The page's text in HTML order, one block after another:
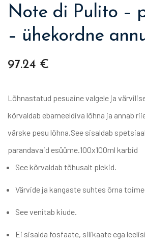
Note di Pulito –
– ühekordne
97.24 €
Lõhnastatud pesuaine valgele ja
kõrvaldab ebameeldiva lõhna ja annab
värske pesu lõhna.See sisaldab
parandavaid esüüme.100x100ml karbid
See kõrvaldab tõhusalt plekid.
Värvide ja kangaste suhtes õrna
See venitab kiude.
Ei sisalda fosfaate, silikaate ega